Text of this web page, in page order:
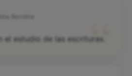
“
el estudio de las escrituras.